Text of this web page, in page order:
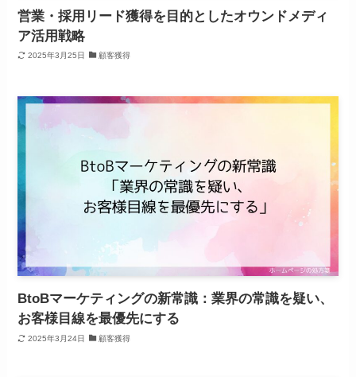
営業・採用リード獲得を目的としたオウンドメディ
ア活用戦略
2025年3月25日 顧客獲得
BtoBマーケティングの新常識：業界の常識を疑い、
お客様目線を最優先にする
2025年3月24日 顧客獲得